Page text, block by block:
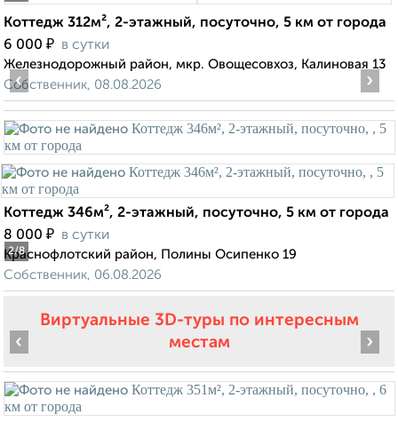
Коттедж 312м², 2-этажный, посуточно, 5 км от города
6 000 ₽ в сутки
Железнодорожный район, мкр. Овощесовхоз, Калиновая 13
Собственник, 08.08.2026
2/8
‹ ›
Коттедж 346м², 2-этажный, посуточно, 5 км от города
8 000 ₽ в сутки
Краснофлотский район, Полины Осипенко 19
Собственник, 06.08.2026
Виртуальные 3D-туры по интересным
местам
‹ ›